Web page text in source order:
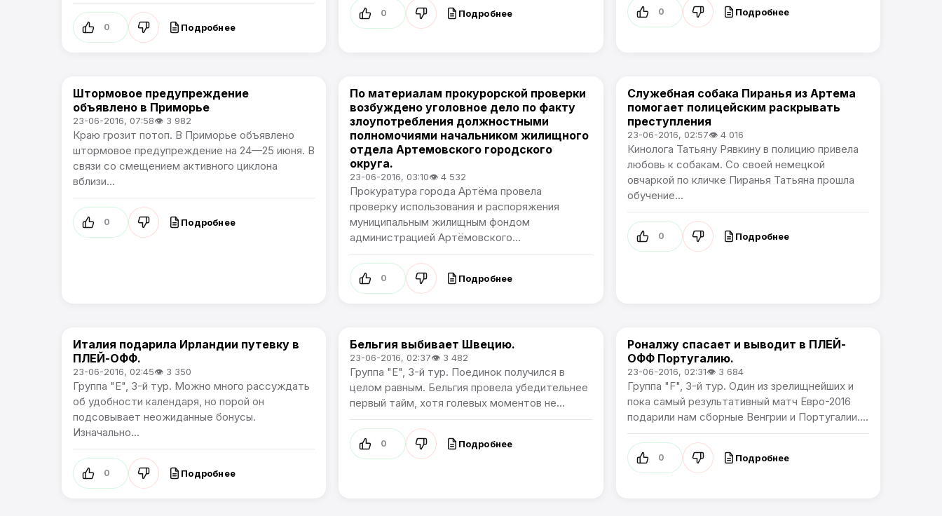
0 Подробнее
0 Подробнее 0 Подробнее
Новости Артёма
Штормовое предупреждение
объявлено в Приморье
23-06-2016, 07:58👁 3 982
Краю грозит потоп. В Приморье объявлено
штормовое предупреждение на 24—25 июня. В
связи со смещением активного циклона
вблизи...
0 Подробнее
Происшествия
По материалам прокурорской проверки
возбуждено уголовное дело по факту
злоупотребления должностными
полномочиями начальником жилищного
отдела Артемовского городского
округа.
23-06-2016, 03:10👁 4 532
Прокуратура города Артёма провела
проверку использования и распоряжения
муниципальным жилищным фондом
администрацией Артёмовского...
0 Подробнее
Новости Артёма
Служебная собака Пиранья из Артема
помогает полицейским раскрывать
преступления
23-06-2016, 02:57👁 4 016
Кинолога Татьяну Рявкину в полицию привела
любовь к собакам. Со своей немецкой
овчаркой по кличке Пиранья Татьяна прошла
обучение...
0 Подробнее
Чемпионат Европы
Италия подарила Ирландии путевку в
ПЛЕЙ-ОФФ.
23-06-2016, 02:45👁 3 350
Группа "E", 3-й тур. Можно много рассуждать
об удобности календаря, но порой он
подсовывает неожиданные бонусы.
Изначально...
0 Подробнее
Чемпионат Европы
Бельгия выбивает Швецию.
23-06-2016, 02:37👁 3 482
Группа "E", 3-й тур. Поединок получился в
целом равным. Бельгия провела убедительнее
первый тайм, хотя голевых моментов не...
0 Подробнее
Чемпионат Европы
Роналжу спасает и выводит в ПЛЕЙ-
ОФФ Португалию.
23-06-2016, 02:31👁 3 684
Группа "F", 3-й тур. Один из зрелищнейших и
пока самый результативный матч Евро-2016
подарили нам сборные Венгрии и Португалии....
0 Подробнее